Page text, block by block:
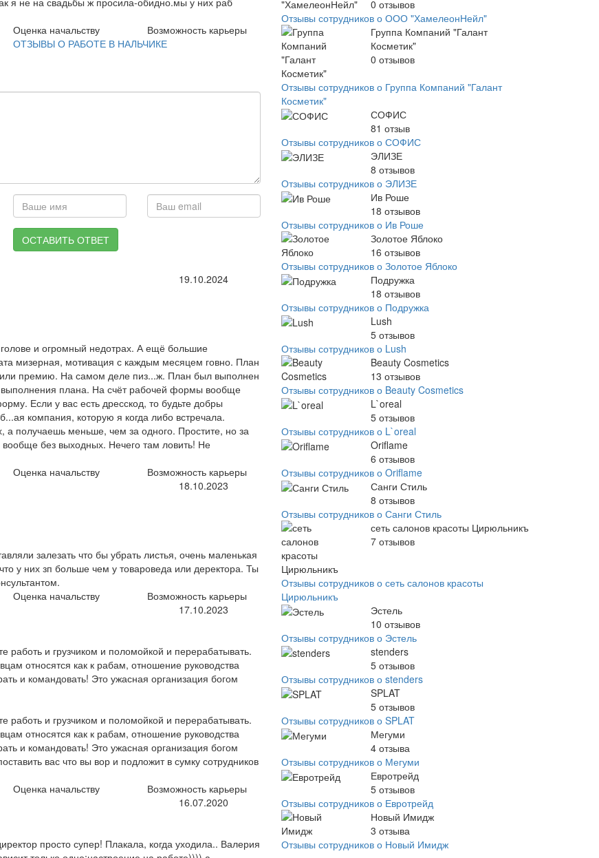
Оценка начальству
Возможность карьеры
ОТЗЫВЫ О РАБОТЕ В НАЛЬЧИКЕ
ОСТАВИТЬ ОТВЕТ
19.10.2024
и огромный недотрах. А ещё большие
мизерная, мотивация с каждым месяцем говно. План
премию. На самом деле пиз...ж. План был выполнен
плана. На счёт рабочей формы вообще
Если у вас есть дресскод, то будьте добры
компания, которую я когда либо встречала.
а получаешь меньше, чем за одного. Простите, но за
без выходных. Нечего там ловить! Не
Оценка начальству
Возможность карьеры
18.10.2023
залезать что бы убрать листья, очень маленькая
у них зп больше чем у товароведа или деректора. Ты
Оценка начальству
Возможность карьеры
17.10.2023
работь и грузчиком и поломойкой и перерабатывать.
относятся как к рабам, отношение руководства
и командовать! Это ужасная организация богом
работь и грузчиком и поломойкой и перерабатывать.
относятся как к рабам, отношение руководства
и командовать! Это ужасная организация богом
вас что вы вор и подложит в сумку сотрудников
Оценка начальству
Возможность карьеры
16.07.2020
просто супер! Плакала, когда уходила.. Валерия
0 отзывов
Отзывы сотрудников о ООО "ХамелеонНейл"
Группа Компаний "Галант
Косметик"
0 отзывов
Отзывы сотрудников о Группа Компаний "Галант
Косметик"
СОФИС
81 отзыв
Отзывы сотрудников о СОФИС
ЭЛИЗЕ
8 отзывов
Отзывы сотрудников о ЭЛИЗЕ
Ив Роше
18 отзывов
Отзывы сотрудников о Ив Роше
Золотое Яблоко
16 отзывов
Отзывы сотрудников о Золотое Яблоко
Подружка
18 отзывов
Отзывы сотрудников о Подружка
Lush
5 отзывов
Отзывы сотрудников о Lush
Beauty Cosmetics
13 отзывов
Отзывы сотрудников о Beauty Cosmetics
L`oreal
5 отзывов
Отзывы сотрудников о L`oreal
Oriflame
6 отзывов
Отзывы сотрудников о Oriflame
Санги Стиль
8 отзывов
Отзывы сотрудников о Санги Стиль
сеть салонов красоты Цирюльникъ
7 отзывов
Отзывы сотрудников о сеть салонов красоты
Цирюльникъ
Эстель
10 отзывов
Отзывы сотрудников о Эстель
stenders
5 отзывов
Отзывы сотрудников о stenders
SPLAT
5 отзывов
Отзывы сотрудников о SPLAT
Мегуми
4 отзыва
Отзывы сотрудников о Мегуми
Евротрейд
5 отзывов
Отзывы сотрудников о Евротрейд
Новый Имидж
3 отзыва
Отзывы сотрудников о Новый Имидж